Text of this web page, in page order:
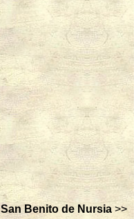
San Benito de Nursia >>